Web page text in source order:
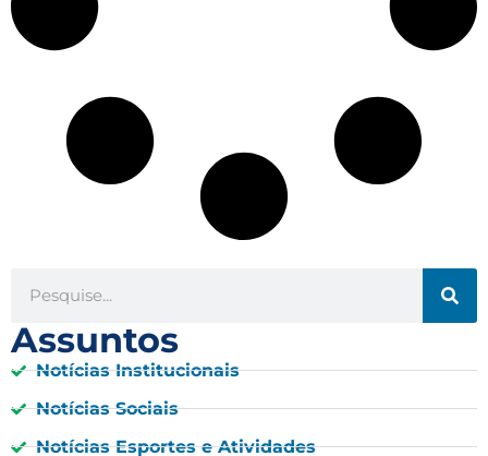
Assuntos
Notícias Institucionais
Notícias Sociais
Notícias Esportes e Atividades